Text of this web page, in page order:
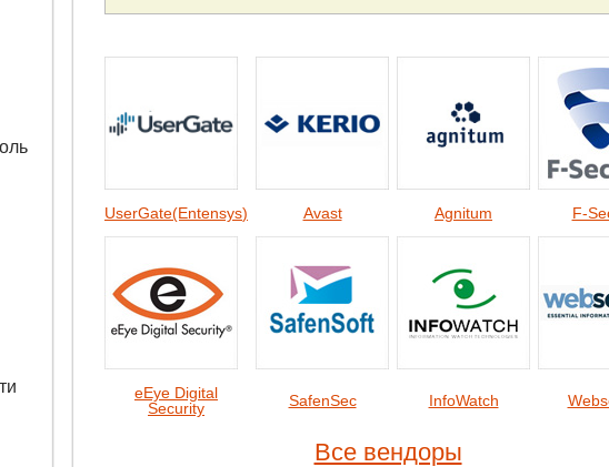
UserGate(Entensys) Avast Agnitum F-
eEye Digital
Security
SafenSec InfoWatch
Все вендоры